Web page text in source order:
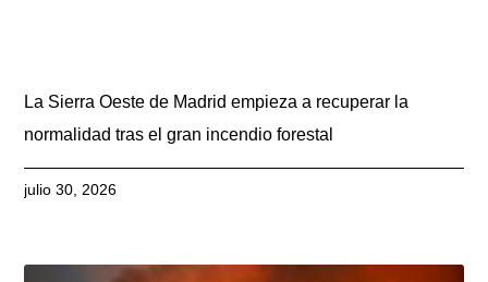
La Sierra Oeste de Madrid empieza a recuperar la
normalidad tras el gran incendio forestal
julio 30, 2026